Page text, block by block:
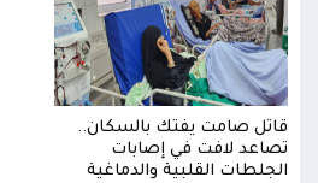
قاتل صامت يفتك بالسكان..
تصاعد لافت في إصابات
الجلطات القلبية والدماغية